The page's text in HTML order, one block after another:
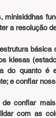
a resolução
klesas
do quanto é
e confiar
confiar
com as